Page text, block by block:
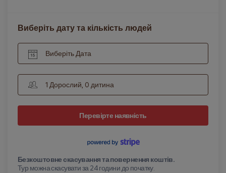
Виберіть дату та кількість людей
Виберіть Дата
1 Дорослий, 0 дитина
Перевірте наявність
Безкоштовне скасування та повернення коштів.
Тур можна скасувати за 24 години до початку.